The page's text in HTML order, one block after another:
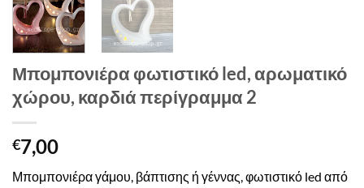
Μπομπονιέρα φωτιστικό led, αρωματικό
χώρου, καρδιά περίγραμμα 2
€7,00
Μπομπονιέρα γάμου, βάπτισης ή γέννας, φωτιστικό led από